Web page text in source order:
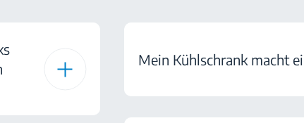
Mein Kühlschrank macht